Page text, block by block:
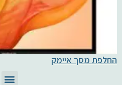
החלפת מסך איימק